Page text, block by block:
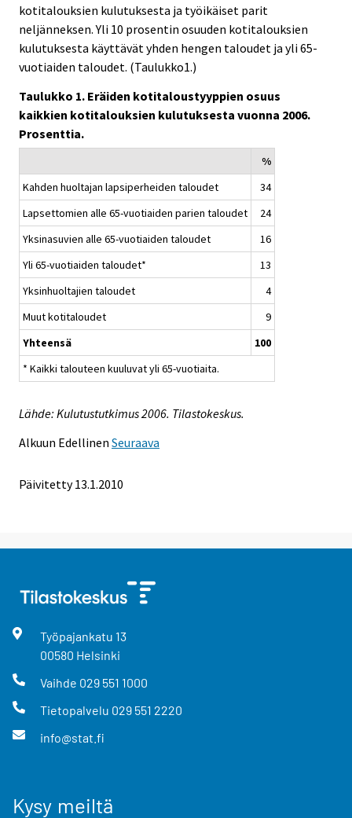
kotitalouksien kulutuksesta ja työikäiset parit
neljänneksen. Yli 10 prosentin osuuden kotitalouksien
kulutuksesta käyttävät yhden hengen taloudet ja yli 65-
vuotiaiden taloudet. (Taulukko1.)
Taulukko 1. Eräiden kotitaloustyyppien osuus
kaikkien kotitalouksien kulutuksesta vuonna 2006.
Prosenttia.
%
Kahden huoltajan lapsiperheiden taloudet
34
Lapsettomien alle 65-vuotiaiden parien taloudet
24
Yksinasuvien alle 65-vuotiaiden taloudet
16
Yli 65-vuotiaiden taloudet*
13
Yksinhuoltajien taloudet
4
Muut kotitaloudet
9
Yhteensä
100
* Kaikki talouteen kuuluvat yli 65-vuotiaita.
Lähde: Kulutustutkimus 2006. Tilastokeskus.
Alkuun Edellinen Seuraava
Päivitetty13.1.2010
Työpajankatu 13
00580 Helsinki
Vaihde 029 551 1000
Tietopalvelu 029 551 2220
info@stat.fi
Kysy meiltä